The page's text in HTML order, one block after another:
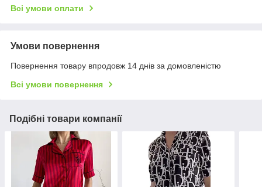
Всі умови оплати
Умови повернення
Повернення товару впродовж 14 днів за домовленістю
Всі умови повернення
Подібні товари компанії